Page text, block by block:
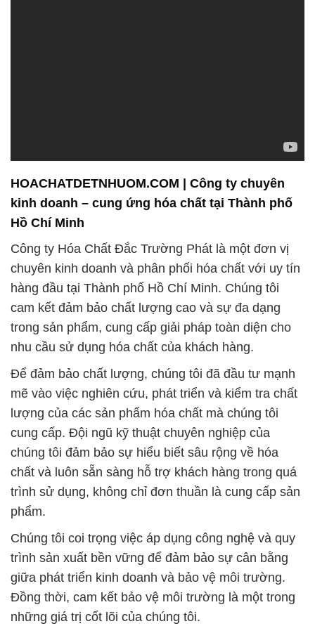
HOACHATDETNHUOM.COM | Công ty chuyên
kinh doanh – cung ứng hóa chất tại Thành phố
Hồ Chí Minh
Công ty Hóa Chất Đắc Trường Phát là một đơn vị
chuyên kinh doanh và phân phối hóa chất với uy tín
hàng đầu tại Thành phố Hồ Chí Minh. Chúng tôi
cam kết đảm bảo chất lượng cao và sự đa dạng
trong sản phẩm, cung cấp giải pháp toàn diện cho
nhu cầu sử dụng hóa chất của khách hàng.
Để đảm bảo chất lượng, chúng tôi đã đầu tư mạnh
mẽ vào việc nghiên cứu, phát triển và kiểm tra chất
lượng của các sản phẩm hóa chất mà chúng tôi
cung cấp. Đội ngũ kỹ thuật chuyên nghiệp của
chúng tôi đảm bảo sự hiểu biết sâu rộng về hóa
chất và luôn sẵn sàng hỗ trợ khách hàng trong quá
trình sử dụng, không chỉ đơn thuần là cung cấp sản
phẩm.
Chúng tôi coi trọng việc áp dụng công nghệ và quy
trình sản xuất bền vững để đảm bảo sự cân bằng
giữa phát triển kinh doanh và bảo vệ môi trường.
Đồng thời, cam kết bảo vệ môi trường là một trong
những giá trị cốt lõi của chúng tôi.